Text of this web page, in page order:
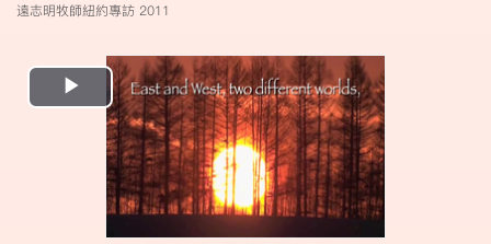
遠志明牧師紐約專訪 2011
Play
Video